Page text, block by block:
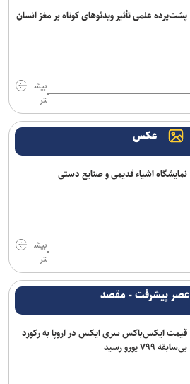
پشت‌پرده علمی تأثیر ویدئو‌های کوتاه بر مغز انسان
بیش
تر
عکس
نمایشگاه اشیاء قدیمی و صنایع دستی
بیش
تر
عصر پیشرفت - مقصد
قیمت ایکس‌باکس سری ایکس در اروپا به رکورد
بی‌سابقه ۷۹۹ یورو رسید